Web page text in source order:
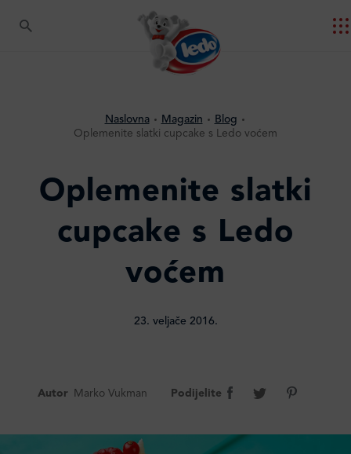
Naslovna Magazin
Blog
Oplemenite slatki cupcake s Ledo voćem
Oplemenite slatki
cupcake s Ledo
voćem
23. veljače 2016.
Autor Marko Vukman Podijelite